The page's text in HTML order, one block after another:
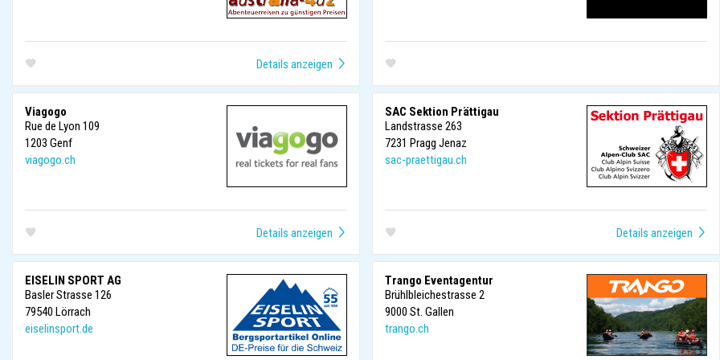
Viagogo
Rue de Lyon 109
1203 Genf
viagogo.ch
SAC Sektion Prättigau
Landstrasse 263
7231 Pragg Jenaz
sac-praettigau.ch
EISELIN SPORT AG
Basler Strasse 126
79540 Lörrach
eiselinsport.de
Trango Eventagentur
Brühlbleichestrasse 2
9000 St. Gallen
trango.ch